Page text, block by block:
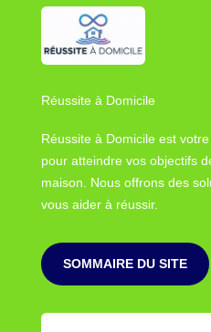
Réussite à Domicile
Réussite à Domicile est
pour atteindre vos objectifs
maison. Nous offrons des
vous aider à réussir.
SOMMAIRE DU SITE